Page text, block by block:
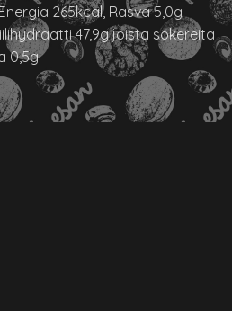
265kcal, Rasva 5,0g
47,9g joista sokereita
0,5g